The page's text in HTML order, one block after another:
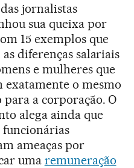
jornalistas
sua queixa por
15 exemplos que
diferenças salariais
e mulheres que
exatamente o mesmo
a corporação. O
alega ainda que
funcionárias
ameaças por
uma remuneração